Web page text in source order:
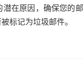
在原因，确保您的
标记为垃圾邮件。